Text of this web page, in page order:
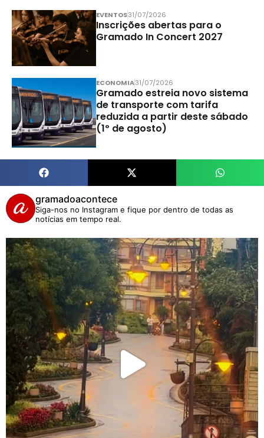
EVENTOS31/07/2026
Inscrições abertas para o
Gramado In Concert 2027
ECONOMIA31/07/2026
Gramado estreia novo sistema
de transporte com tarifa
reduzida a partir deste sábado
(1º de agosto)
gramadoacontece
Siga-nos no Instagram e fique por dentro de todas as
notícias em tempo real.